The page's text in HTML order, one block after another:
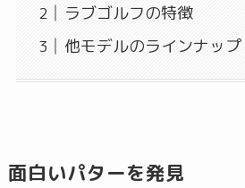
ラブゴルフの特徴
他モデルのラインナップ
面白いパターを発見